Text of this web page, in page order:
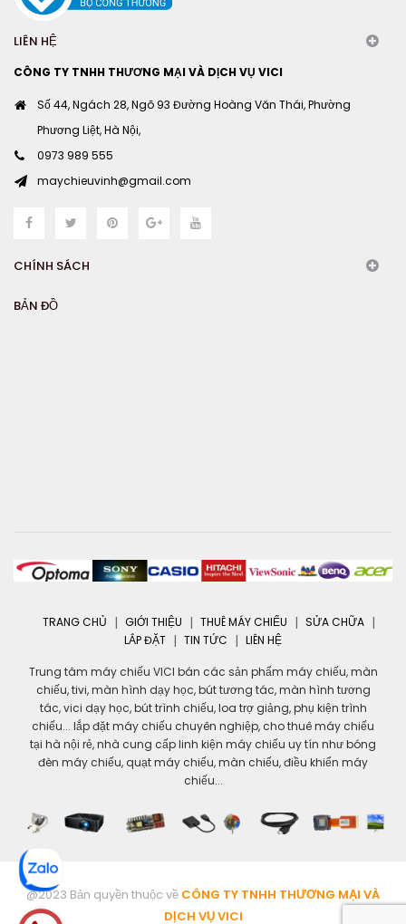
LIÊN HỆ
CÔNG TY TNHH THƯƠNG MẠI VÀ DỊCH VỤ VICI
Số 44, Ngách 28, Ngõ 93 Đường Hoàng Văn Thái, Phường
Phương Liệt, Hà Nội,
0973 989 555
maychieuvinh@gmail.com
CHÍNH SÁCH
BẢN ĐỒ
TRANG CHỦ GIỚI THIỆU THUÊ MÁY CHIẾU
SỬA CHỮA
LẮP ĐẶT
TIN TỨC LIÊN HỆ
Trung tâm máy chiếu VICI bán các sản phẩm máy chiếu, màn
chiếu, tivi, màn hình dạy học, bút tương tác, màn hình tương
tác, vici dạy học, bút trình chiếu, loa trợ giảng, phụ kiện trình
chiếu... lắp đặt máy chiếu chuyên nghiệp, cho thuê máy chiếu
tại hà nội rẻ, nhà cung cấp linh kiện máy chiếu uy tín như bóng
đèn máy chiếu, quạt máy chiếu, màn chiếu, điều khiển máy
chiếu...
@2023 Bản quyền thuộc về CÔNG TY TNHH THƯƠNG MẠI VÀ
DỊCH VỤ VICI